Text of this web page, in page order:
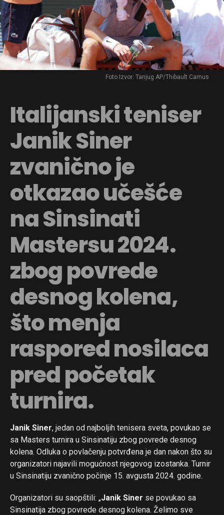
Foto Izvor: Tanjug AP/Thibault Camus
Italijanski teniser
Janik Siner
zvanično je
otkazao učešće
na Sinsinati
Mastersu 2024.
zbog povrede
desnog kolena,
što menja
raspored nosilaca
pred početak
turnira.
Janik Siner, jedan od najboljih tenisera sveta, povukao se
sa Masters turnira u Sinsinatiju zbog povrede desnog
kolena. Odluka o povlačenju potvrđena je dan nakon što su
organizatori najavili mogućnost njegovog izostanka. Turnir
u Sinsinatiju zvanično počinje 15. avgusta 2024. godine.
Organizatori su saopštili: „Janik Siner se povukao sa
Sinsinatija zbog povrede desnog kolena. Želimo sve